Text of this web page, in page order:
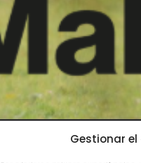
Gestionar